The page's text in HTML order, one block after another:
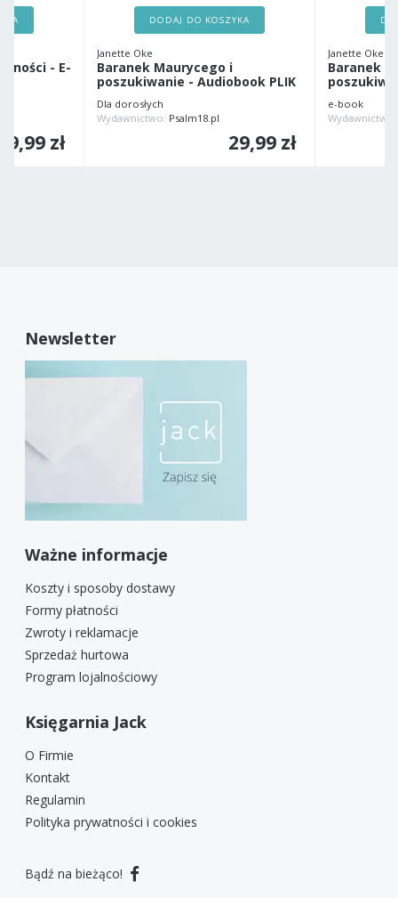
- E-
zł
DODAJ DO KOSZYKA
Janette Oke
Baranek Maurycego i
poszukiwanie - Audiobook PLIK
Dla dorosłych
Wydawnictwo: Psalm18.pl
29,99 zł
Janette Oke
Baranek
e-book
Newsletter
Ważne informacje
Koszty i sposoby dostawy
Formy płatności
Zwroty i reklamacje
Sprzedaż hurtowa
Program lojalnościowy
Księgarnia Jack
O Firmie
Kontakt
Regulamin
Polityka prywatności i cookies
Bądź na bieżąco!